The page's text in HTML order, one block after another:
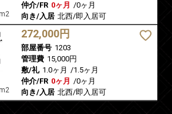
仲介/FR 0ヶ月 /0ヶ月
向き/入居 北西/即入居可
272,000円
部屋番号 1203
管理費 15,000円
敷/礼 1.0ヶ月 /1.5ヶ月
仲介/FR 0ヶ月 /0ヶ月
向き/入居 北西/即入居可